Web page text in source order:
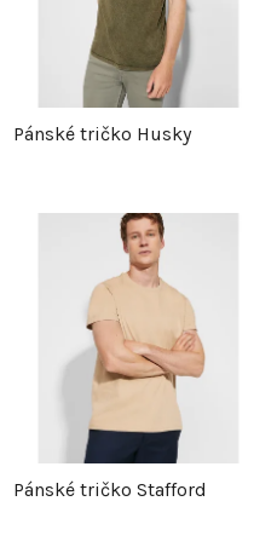
Pánské tričko Husky
Pánské tričko Stafford